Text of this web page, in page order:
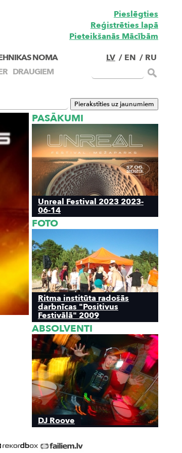
Pieslēgties
Reģistrēties lapā
Pieteikšanās Mācībām
NOMA
DRAUGIEM
LV / EN / RU
PASĀKUMI
Unreal Festival 2023 2023-
06-14
FOTO
Ritma institūta radošās
darbnīcas "Positivus
Festivālā" 2009
ABSOLVENTI
DJ Roove